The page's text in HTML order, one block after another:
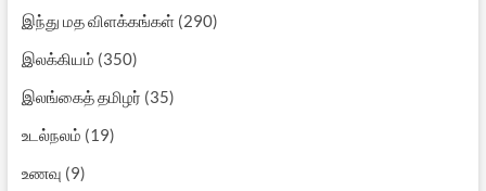
உடல்நலம்(19)
உணவு(9)
ஊடகங்கள்(17)
கதைகள் (102)
கம்பராமாயணம்